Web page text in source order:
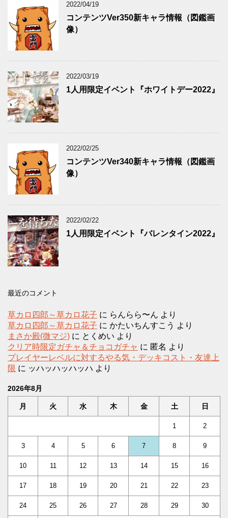
2022/04/19
コンテンツVer350新キャラ情報（図鑑画
像）
2022/03/19
1人用限定イベント『ホワイトデー2022』
2022/02/25
コンテンツVer340新キャラ情報（図鑑画
像）
2022/02/22
1人用限定イベント『バレンタイン2022』
最近のコメント
草カロ四郎～草カロ花子 に らんらら〜ん より
草カロ四郎～草カロ花子 に かたいちんすこう より
まさか殿(微マジ) に とくめい より
クリア時限定ガチャ＆チョコガチャ に 匿名 より
プレイヤーレベルに対するやる気・デッキコスト・友達上
限 に ッハッハッハッハ より
2026年8月
月 火 水 木 金 土 日
1 2
3 4 5 6 7 8 9
10 11 12 13 14 15 16
17 18 19 20 21 22 23
24 25 26 27 28 29 30